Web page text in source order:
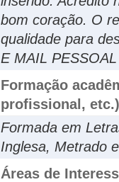
bom coração. O
qualidade para
E MAIL
Formação
profissional, etc.)
Formada em
Inglesa, Metrado
Áreas de